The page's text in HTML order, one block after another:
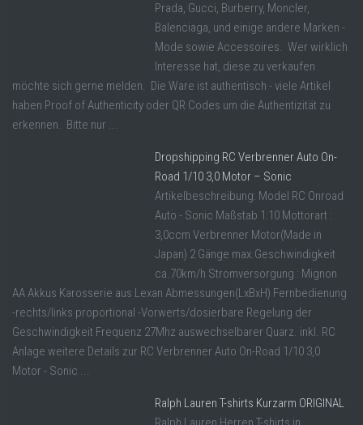
Prada, Gucci, Burberry, Moncler,
Balenciaga, und einige andere Marken -
Mode sowie Accessoires. Wer wirklich
Interesse hat, diese zu verkaufen
möchte sich gerne melden. Die Ware ist authentisch - viele Artikel
haben Proof of Authenticity oder QR Codes um die Authentizität zu
erkennen. Bitte nur ...
Dropshipping RC Verbrenner Auto On-
Road 1/10 3,0 Motor – Sonic
Artikelbeschreibung: Model RC Onroad
Auto - Sonic Maßstab 1:10 Mottorart :
3,0ccm Verbrenner Motor(Made in
Japan) 2 Gänge max.Geschwindigkeit
ca.70km/h Stromversorgung : Mignon
AA Akkus Karosserie aus Lexan Abmessungen(LxBxH) Fernbedienung
-rechts/links proportional -Vorwerts/dosierbare Regelung der
Geschwindigkeit Frequenz 27Mhz auswechselbarer Quarz. inkl. RC
Anlage weitere Details zur RC Verbrenner Auto On-Road 1/10 3,0
Motor - Sonic ...
Ralph Lauren T-shirts Kurzarm ORIGINAL